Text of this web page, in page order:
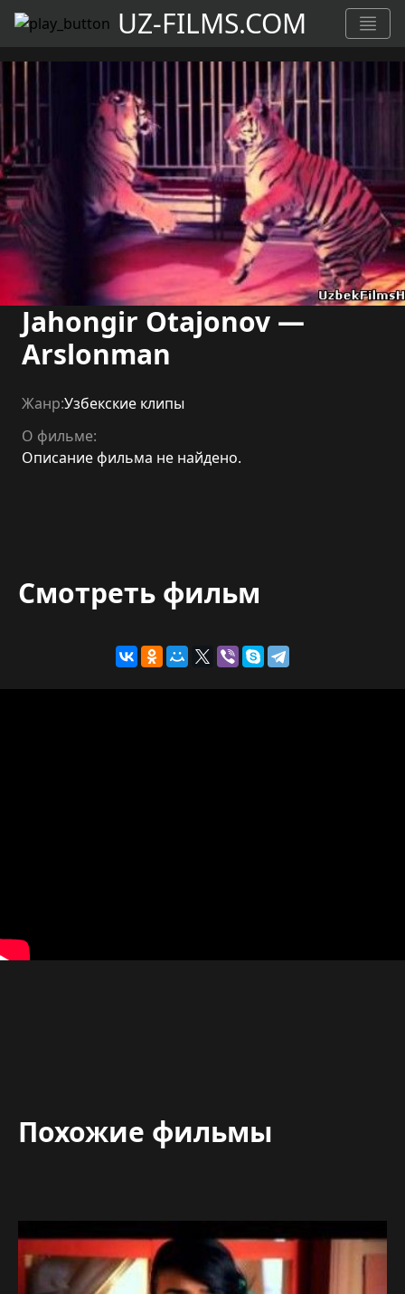
UZ-FILMS.COM
Jahongir Otajonov —
Arslonman
Жанр:Узбекские клипы
О фильме:
Описание фильма не найдено.
Смотреть фильм
Похожие фильмы